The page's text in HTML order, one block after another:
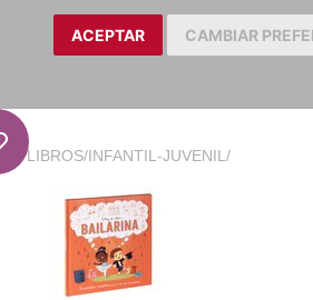
ACEPTAR CAMBIAR
LIBROS/INFANTIL-JUVENIL /